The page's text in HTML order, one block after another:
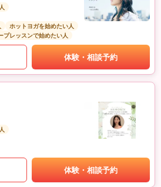
ホットヨガを始めたい人
プレッスンで始めたい人
体験・相談予約
体験・相談予約